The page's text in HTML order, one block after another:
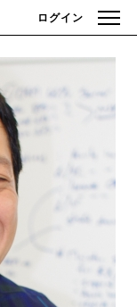
ログイン